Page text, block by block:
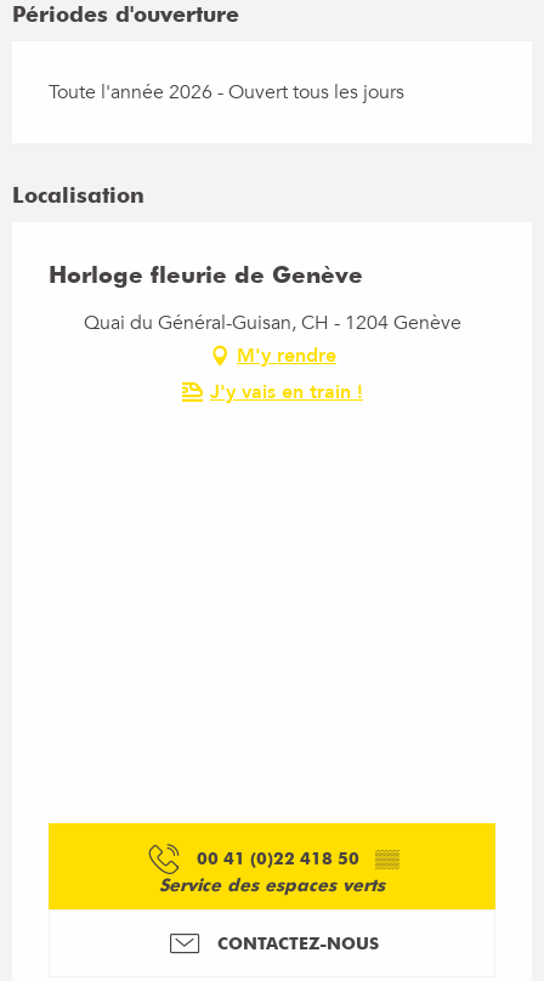
Périodes d'ouverture
Toute l'année 2026 - Ouvert tous les jours
Localisation
Horloge fleurie de Genève
Quai du Général-Guisan, CH - 1204 Genève
M'y rendre
J'y vais en train !
00 41 (0)22 418 50 ▒▒
Service des espaces verts
CONTACTEZ-NOUS